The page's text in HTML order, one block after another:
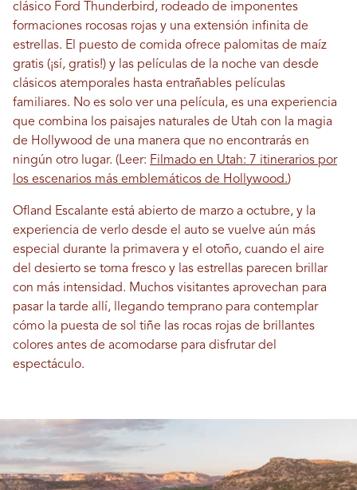
clásico Ford Thunderbird, rodeado de imponentes
formaciones rocosas rojas y una extensión infinita de
estrellas. El puesto de comida ofrece palomitas de maíz
gratis (¡sí, gratis!) y las películas de la noche van desde
clásicos atemporales hasta entrañables películas
familiares. No es solo ver una película, es una experiencia
que combina los paisajes naturales de Utah con la magia
de Hollywood de una manera que no encontrarás en
ningún otro lugar. (Leer: Filmado en Utah: 7 itinerarios por
los escenarios más emblemáticos de Hollywood.)
Ofland Escalante está abierto de marzo a octubre, y la
experiencia de verlo desde el auto se vuelve aún más
especial durante la primavera y el otoño, cuando el aire
del desierto se torna fresco y las estrellas parecen brillar
con más intensidad. Muchos visitantes aprovechan para
pasar la tarde allí, llegando temprano para contemplar
cómo la puesta de sol tiñe las rocas rojas de brillantes
colores antes de acomodarse para disfrutar del
espectáculo.